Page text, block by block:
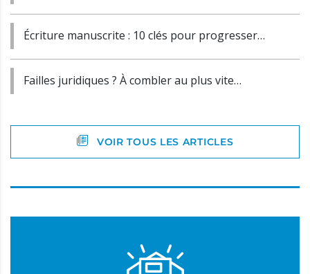
Écriture manuscrite : 10 clés pour progresser…
Failles juridiques ? À combler au plus vite…
VOIR TOUS LES ARTICLES